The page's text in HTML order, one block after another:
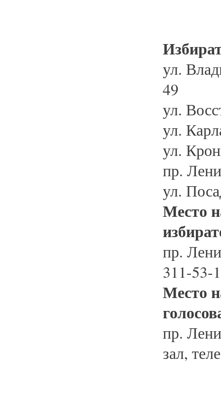
ул.
49
ул.
ул.
ул.
пр.
ул.
Место
пр.
311-53-
Место
пр.
зал,